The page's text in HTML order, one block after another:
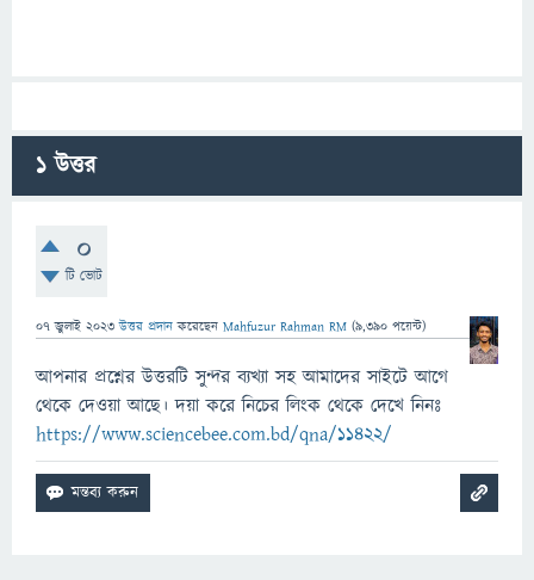
1উত্তর
0
টি ভোট
07 জুলাই 2023 উত্তর প্রদান করেছেন Mahfuzur Rahman RM (9,390 পয়েন্ট)
আপনার প্রশ্নের উত্তরটি সুন্দর ব্যখ্যা সহ আমাদের সাইটে আগে
থেকে দেওয়া আছে। দয়া করে নিচের লিংক থেকে দেখে নিনঃ
https://www.sciencebee.com.bd/qna/11422/